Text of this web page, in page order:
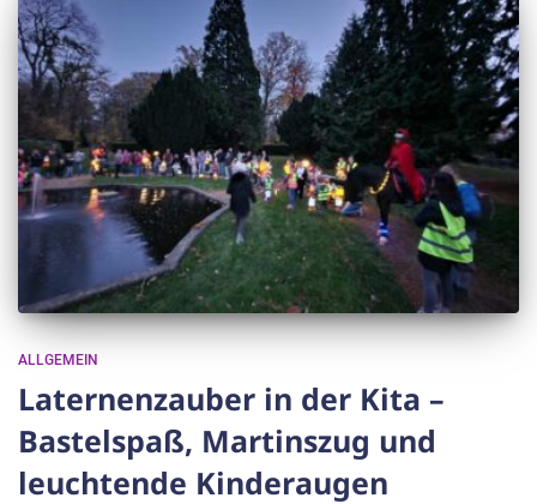
ALLGEMEIN
Laternenzauber in der Kita –
Bastelspaß, Martinszug und
leuchtende Kinderaugen